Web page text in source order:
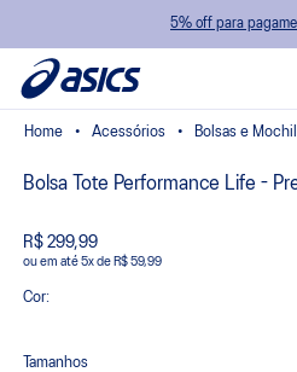
5% off para
Acessórios Bolsas e
Bolsa Tote Performance Life -
R$ 299,99
ou 5xde R$ 59,99
Cor:
Tamanhos